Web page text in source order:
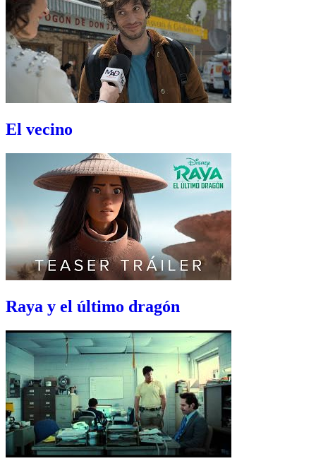
El vecino
Raya y el último dragón